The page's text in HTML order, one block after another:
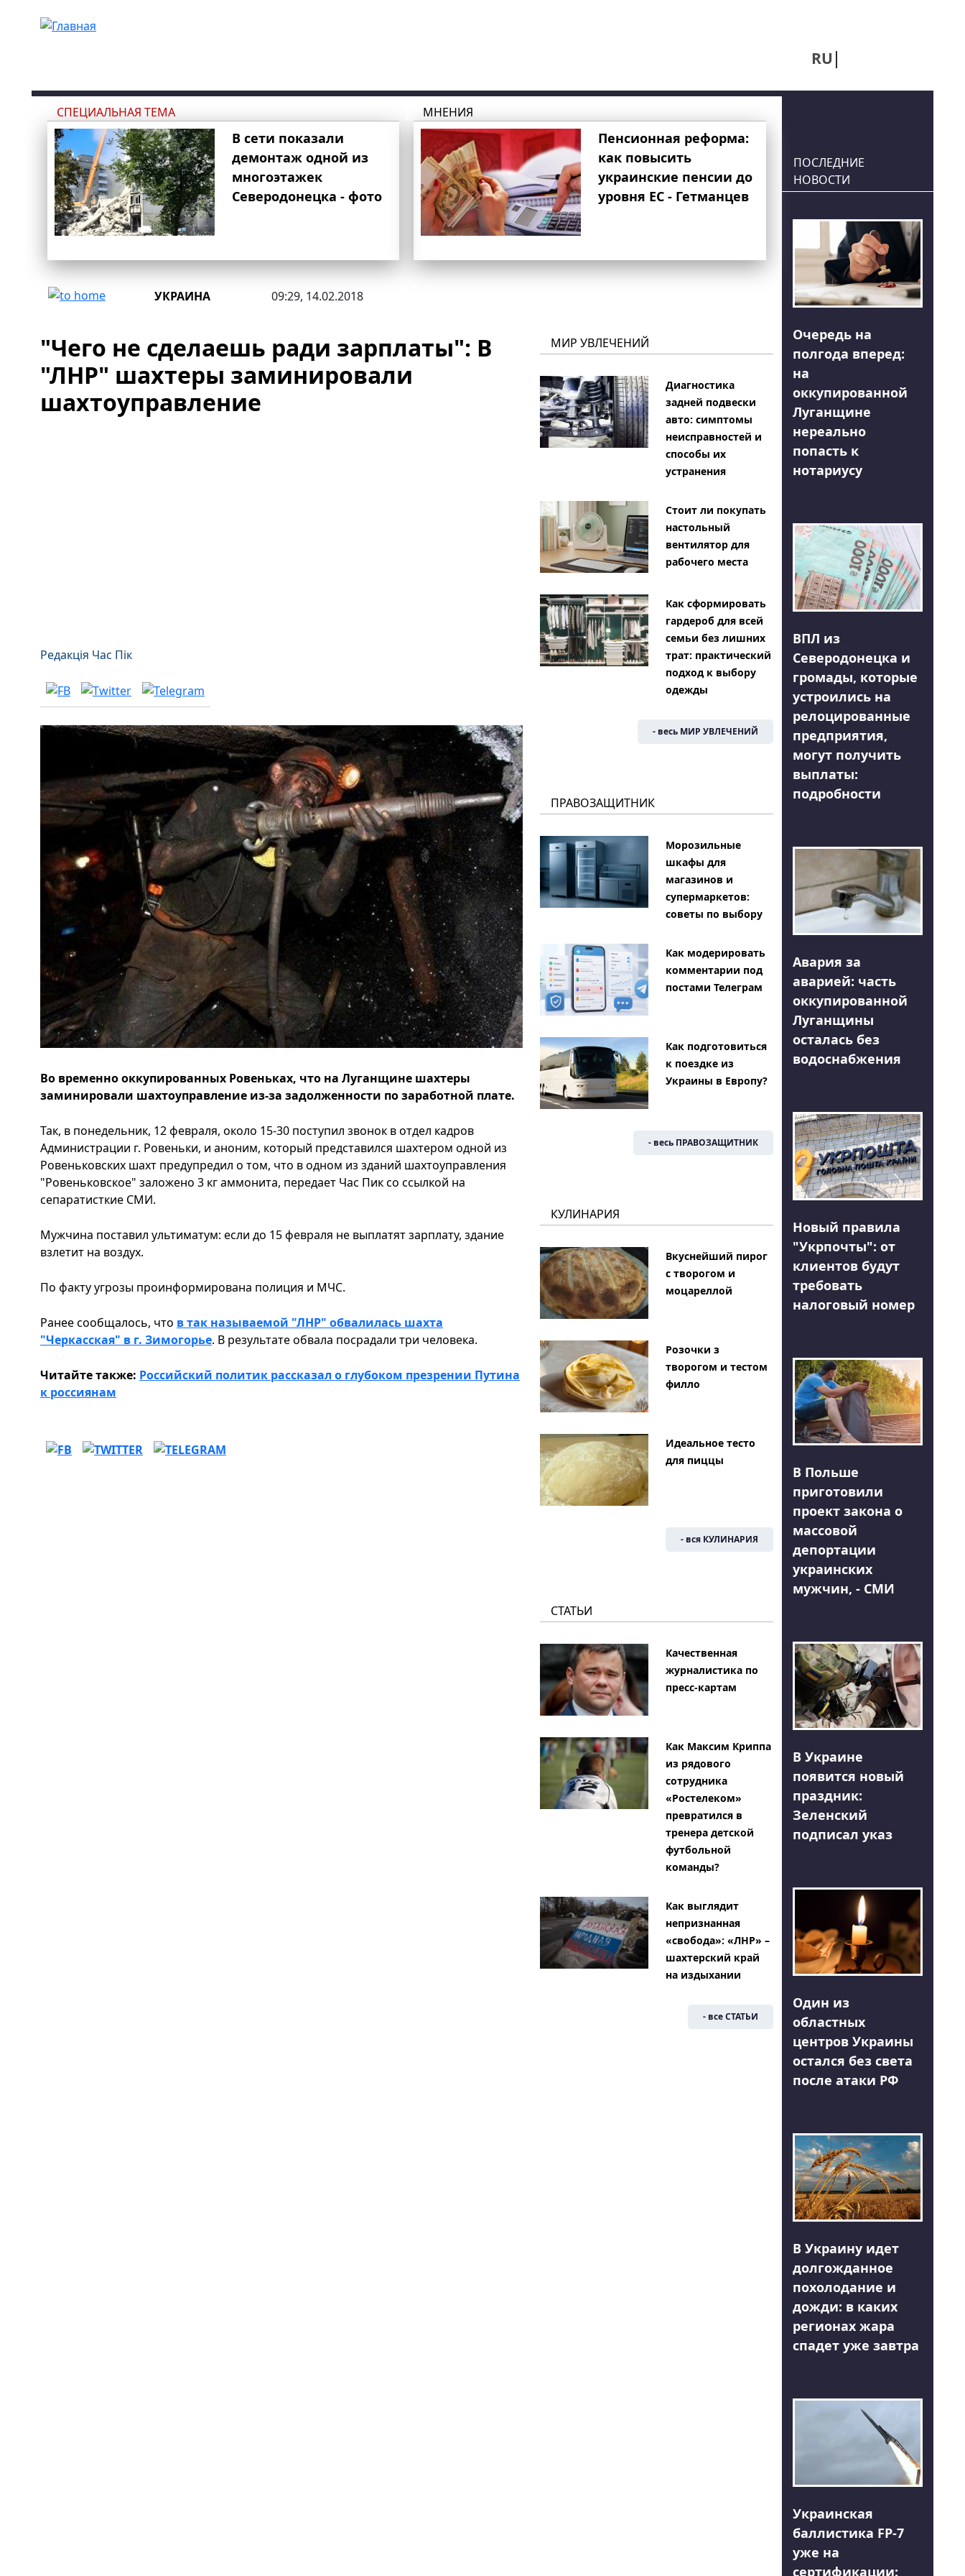
RU
СПЕЦИАЛЬНАЯ ТЕМА
В сети показали
демонтаж одной из
многоэтажек
Северодонецка - фото
МНЕНИЯ
Пенсионная реформа:
как повысить
украинские пенсии до
уровня ЕС - Гетманцев
УКРАИНА 09:29, 14.02.2018
"Чего не сделаешь ради зарплаты": В
"ЛНР" шахтеры заминировали
шахтоуправление
Редакція Час Пік
Во временно оккупированных Ровеньках, что на Луганщине шахтеры
заминировали шахтоуправление из-за задолженности по заработной плате.
Так, в понедельник, 12 февраля, около 15-30 поступил звонок в отдел кадров
Администрации г. Ровеньки, и аноним, который представился шахтером одной из
Ровеньковских шахт предупредил о том, что в одном из зданий шахтоуправления
"Ровеньковское" заложено 3 кг аммонита, передает Час Пик со ссылкой на
сепаратисткие СМИ.
Мужчина поставил ультиматум: если до 15 февраля не выплатят зарплату, здание
взлетит на воздух.
По факту угрозы проинформирована полиция и МЧС.
Ранее сообщалось, что в так называемой "ЛНР" обвалилась шахта
"Черкасская" в г. Зимогорье. В результате обвала посрадали три человека.
Читайте также: Российский политик рассказал о глубоком презрении Путина
к россиянам
МИР УВЛЕЧЕНИЙ
Диагностика
задней подвески
авто: симптомы
неисправностей и
способы их
устранения
Стоит ли покупать
настольный
вентилятор для
рабочего места
Как сформировать
гардероб для всей
семьи без лишних
трат: практический
подход к выбору
одежды
- весь МИР УВЛЕЧЕНИЙ
ПРАВОЗАЩИТНИК
Морозильные
шкафы для
магазинов и
супермаркетов:
советы по выбору
Как модерировать
комментарии под
постами Телеграм
Как подготовиться
к поездке из
Украины в Европу?
- весь ПРАВОЗАЩИТНИК
КУЛИНАРИЯ
Вкуснейший пирог
с творогом и
моцареллой
Розочки з
творогом и тестом
филло
Идеальное тесто
для пиццы
- вся КУЛИНАРИЯ
СТАТЬИ
Качественная
журналистика по
пресс-картам
Как Максим Криппа
из рядового
сотрудника
«Ростелеком»
превратился в
тренера детской
футбольной
команды?
Как выглядит
непризнанная
«свобода»: «ЛНР» –
шахтерский край
на издыхании
- все СТАТЬИ
ПОСЛЕДНИЕ
НОВОСТИ
Очередь на
полгода вперед:
на
оккупированной
Луганщине
нереально
попасть к
нотариусу
ВПЛ из
Северодонецка и
громады, которые
устроились на
релоцированные
предприятия,
могут получить
выплаты:
подробности
Авария за
аварией: часть
оккупированной
Луганщины
осталась без
водоснабжения
Новый правила
"Укрпочты": от
клиентов будут
требовать
налоговый номер
В Польше
приготовили
проект закона о
массовой
депортации
украинских
мужчин, - СМИ
В Украине
появится новый
праздник:
Зеленский
подписал указ
Один из
областных
центров Украины
остался без света
после атаки РФ
В Украину идет
долгожданное
похолодание и
дожди: в каких
регионах жара
спадет уже завтра
Украинская
баллистика FP-7
уже на
сертификации: